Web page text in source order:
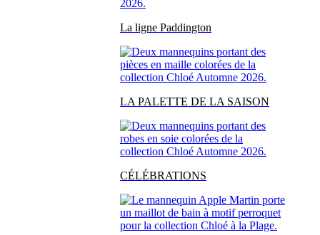
La ligne Paddington
LA PALETTE DE LA SAISON
CÉLÉBRATIONS